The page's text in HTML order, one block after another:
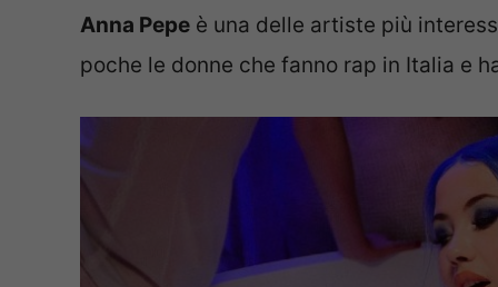
Anna Pepe è una delle artiste più
poche le donne che fanno rap in Italia e